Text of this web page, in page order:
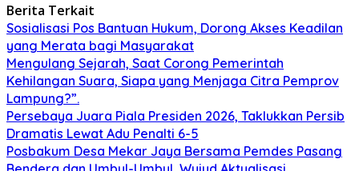
Berita Terkait
Sosialisasi Pos Bantuan Hukum, Dorong Akses Keadilan
yang Merata bagi Masyarakat
Mengulang Sejarah, Saat Corong Pemerintah
Kehilangan Suara, Siapa yang Menjaga Citra Pemprov
Lampung?”.
Persebaya Juara Piala Presiden 2026, Taklukkan Persib
Dramatis Lewat Adu Penalti 6-5
Posbakum Desa Mekar Jaya Bersama Pemdes Pasang